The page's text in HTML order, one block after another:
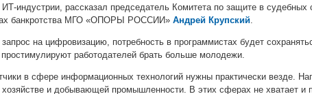
ИТ-индустрии, рассказал председатель Комитета по защите в судебных
банкротства МГО «ОПОРЫ РОССИИ»Андрей Крупский
на цифровизацию, потребность в программистах будет
работодателей брать больше молодежи.
в сфере информационных технологий нужны практически везде.
хозяйстве и добывающей промышленности. В этих сферах не хватает и